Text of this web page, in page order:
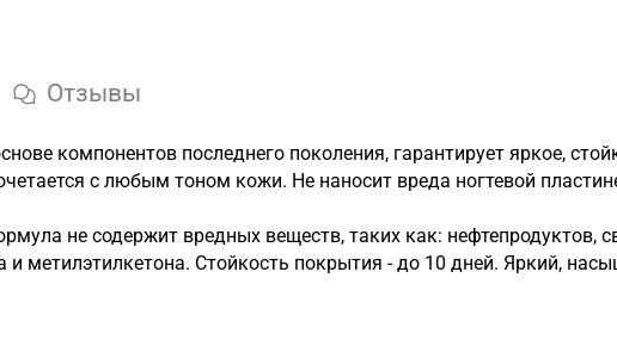
Отзывы
компонентов последнего поколения, гарантирует яркое,
с любым тоном кожи. Не наносит вреда ногтевой
не содержит вредных веществ, таких как:
метилэтилкетона. Стойкость покрытия - до 10 дней. Яркий,